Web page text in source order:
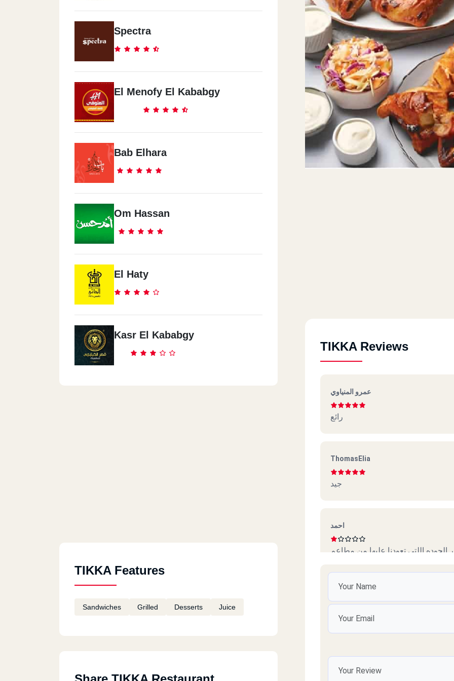
Spectra
El Menofy El Kababgy
Bab Elhara
Om Hassan
El Haty
Kasr El Kababgy
TIKKA Features
Sandwiches Grilled Desserts Juice
TIKKA Reviews
عمرو المنياوي
رائع
ThomasElia
جيد
احمد
مستشار/ احمد حامد